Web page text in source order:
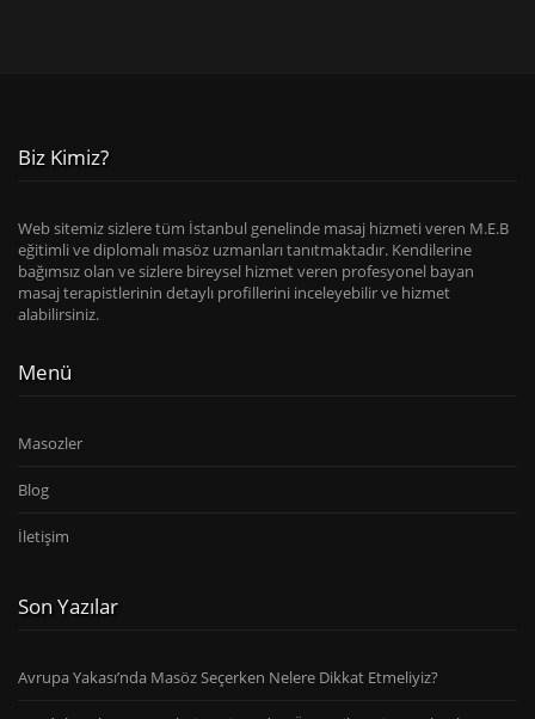
Biz Kimiz?
Web sitemiz sizlere tüm İstanbul genelinde masaj hizmeti veren M.E.B
eğitimli ve diplomalı masöz uzmanları tanıtmaktadır. Kendilerine
bağımsız olan ve sizlere bireysel hizmet veren profesyonel bayan
masaj terapistlerinin detaylı profillerini inceleyebilir ve hizmet
alabilirsiniz.
Menü
Masozler
Blog
İletişim
Son Yazılar
Avrupa Yakası’nda Masöz Seçerken Nelere Dikkat Etmeliyiz?